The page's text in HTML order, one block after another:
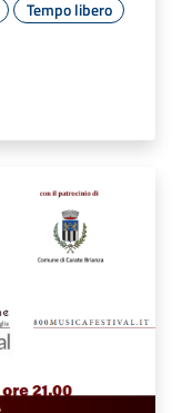
Tempo libero